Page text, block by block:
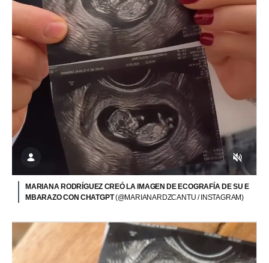
MARIANA RODRÍGUEZ CREÓ LA IMAGEN DE ECOGRAFÍA DE SU E
MBARAZO CON CHATGPT(@MARIANARDZCANTU / INSTAGRAM)